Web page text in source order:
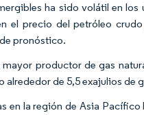
ha sido volátil en
el precio del petróleo
pronóstico.
mayor productor de gas
alrededor de 5,5 exajulios
en la región de Asia